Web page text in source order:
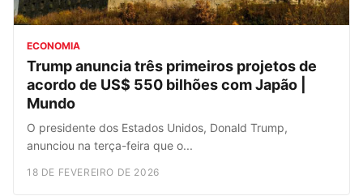
ECONOMIA
Trump anuncia três primeiros projetos de
acordo de US$ 550 bilhões com Japão |
Mundo
O presidente dos Estados Unidos, Donald Trump,
anunciou na terça-feira que o...
18 DE FEVEREIRO DE 2026